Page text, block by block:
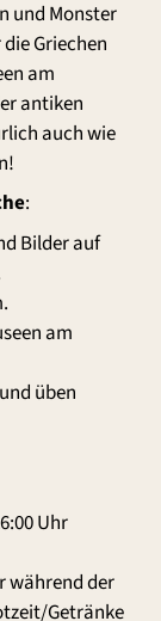
und Monster
Griechen
am
antiken
auch wie
:
Bilder auf
am
üben
Uhr
während der
Getränke